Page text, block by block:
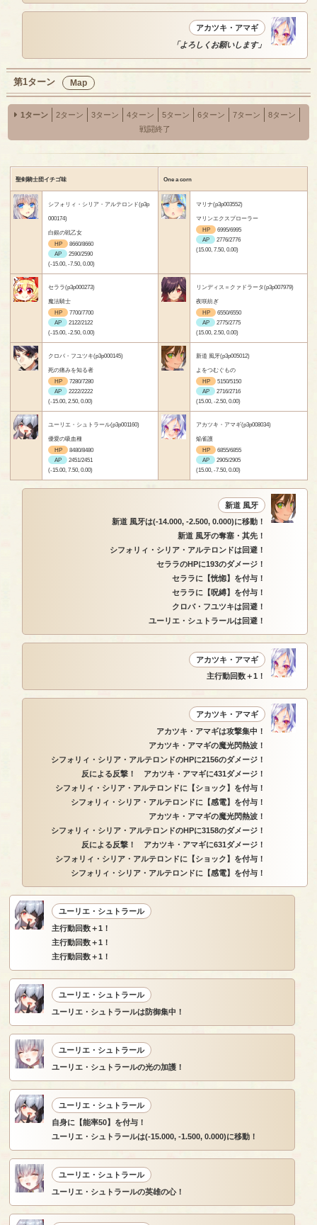
アカツキ・アマギ
「よろしくお願いします」
第1ターン Map
1ターン 2ターン 3ターン 4ターン 5ターン 6ターン 7ターン
8ターン
戦闘終了
聖剣騎士団イチゴ味 One a corn
シフォリィ・シリア・アルテロンド(p3p
000174)
白銀の戦乙女
HP
8660/8660
AP
2590/2590
(-15.00, -7.50, 0.00)
マリナ(p3p003552)
マリンエクスプローラー
HP
6995/6995
AP
2776/2776
(15.00, 7.50, 0.00)
セララ(p3p000273)
魔法騎士
HP
7700/7700
AP
2122/2122
(-15.00, -2.50, 0.00)
リンディス＝クァドラータ(p3p007979)
夜咲紡ぎ
HP
6550/6550
AP
2775/2775
(15.00, 2.50, 0.00)
クロバ・フユツキ(p3p000145)
死の痛みを知る者
HP
7280/7280
AP
2222/2222
(-15.00, 2.50, 0.00)
新道 風牙(p3p005012)
よをつむぐもの
HP
5150/5150
AP
2716/2716
(15.00, -2.50, 0.00)
ユーリエ・シュトラール(p3p001160)
優愛の吸血種
HP
8480/8480
AP
2451/2451
(-15.00, 7.50, 0.00)
アカツキ・アマギ(p3p008034)
焔雀護
HP
6855/6855
AP
2905/2905
(15.00, -7.50, 0.00)
新道 風牙
新道 風牙は(-14.000, -2.500, 0.000)に移動！
新道 風牙の奪塞・其先！
シフォリィ・シリア・アルテロンドは回避！
セララのHPに193のダメージ！
セララに【恍惚】を付与！
セララに【呪縛】を付与！
クロバ・フユツキは回避！
ユーリエ・シュトラールは回避！
アカツキ・アマギ
主行動回数＋1！
アカツキ・アマギ
アカツキ・アマギは攻撃集中！
アカツキ・アマギの魔光閃熱波！
シフォリィ・シリア・アルテロンドのHPに2156のダメージ！
反による反撃！ アカツキ・アマギに431ダメージ！
シフォリィ・シリア・アルテロンドに【ショック】を付与！
シフォリィ・シリア・アルテロンドに【感電】を付与！
アカツキ・アマギの魔光閃熱波！
シフォリィ・シリア・アルテロンドのHPに3158のダメージ！
反による反撃！ アカツキ・アマギに631ダメージ！
シフォリィ・シリア・アルテロンドに【ショック】を付与！
シフォリィ・シリア・アルテロンドに【感電】を付与！
ユーリエ・シュトラール
主行動回数＋1！
主行動回数＋1！
主行動回数＋1！
ユーリエ・シュトラール
ユーリエ・シュトラールは防御集中！
ユーリエ・シュトラール
ユーリエ・シュトラールの光の加護！
ユーリエ・シュトラール
自身に【能率50】を付与！
ユーリエ・シュトラールは(-15.000, -1.500, 0.000)に移動！
ユーリエ・シュトラール
ユーリエ・シュトラールの英雄の心！